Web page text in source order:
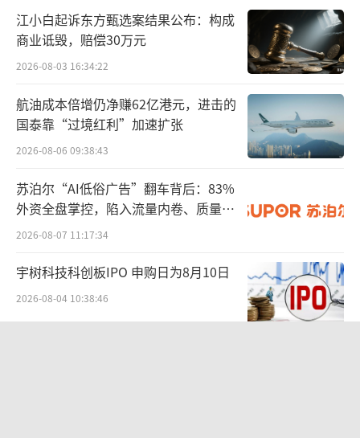
数增长（未公开具体数据）、5.5%、5.4%、低
个位数下降（未公开具体数据）。
业绩增长见顶之际，高端化、高奢化成为
欧莱雅的主要转型战略。在2024年财报发布期
间，欧莱雅管理层明确表示，与Jacquemus的
水香氛赛道成为欧莱雅的抓手，而这背后，是
香水香氛业务的逆市高增长。
欧莱雅集团高档化妆品部总裁Cyril Chapu
y在2024年财报会议上表示，香水业务确实是我
们近年来持续发力的增长引擎之一。这一市场
江小白起诉东方甄选案结果公布：构成
商业诋毁，赔偿30万元
2026-08-03 16:34:22
航油成本倍增仍净赚62亿港元，进击的
国泰靠“过境红利”加速扩张
2026-08-06 09:38:43
苏泊尔“AI低俗广告”翻车背后：83%
外资全盘掌控，陷入流量内卷、质量频
发的负循环
2026-08-07 11:17:34
宇树科技科创板IPO 申购日为8月10日
2026-08-04 10:38:46